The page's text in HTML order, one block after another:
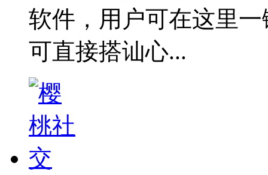
软件，用户可在这里
可直接搭讪心...